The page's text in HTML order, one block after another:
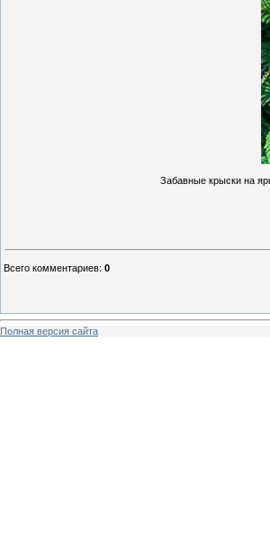
Забавные крыски на
Всего комментариев: 0
Полная версия сайта